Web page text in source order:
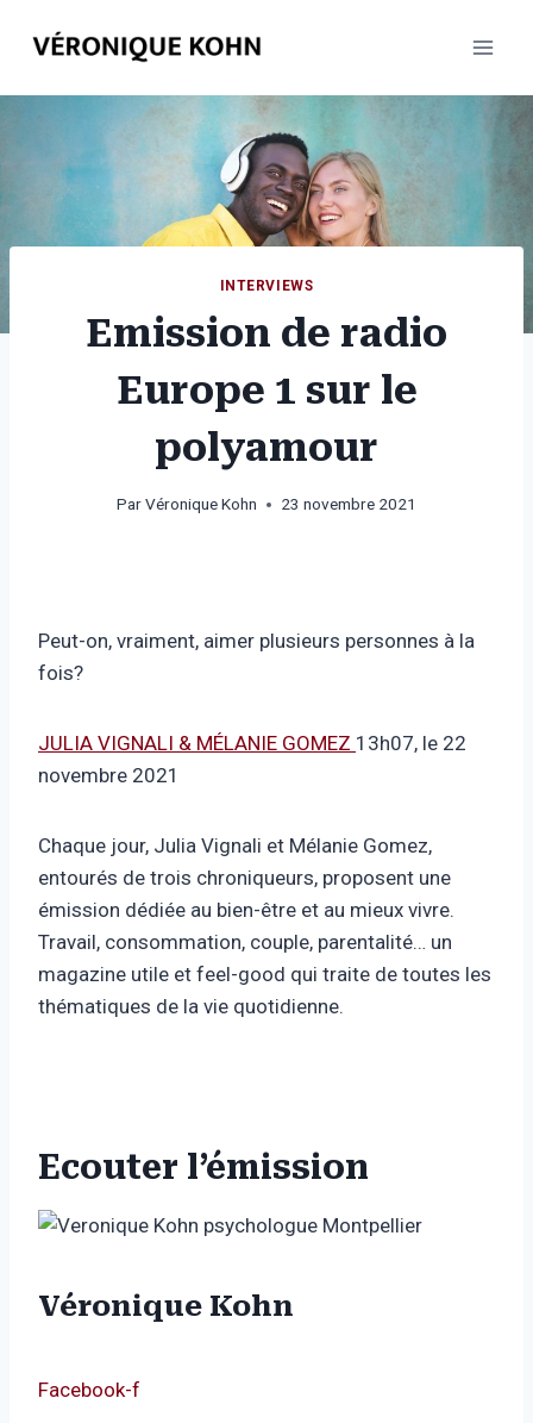
INTERVIEWS
Emission de radio
Europe 1 sur le
polyamour
ParVéronique Kohn 23 novembre 2021
Peut-on, vraiment, aimer plusieurs personnes à la
fois?
JULIA VIGNALI & MÉLANIE GOMEZ 13h07, le 22
novembre 2021
Chaque jour, Julia Vignali et Mélanie Gomez,
entourés de trois chroniqueurs, proposent une
émission dédiée au bien-être et au mieux vivre.
Travail, consommation, couple, parentalité… un
magazine utile et feel-good qui traite de toutes les
thématiques de la vie quotidienne.
Ecouter l’émission
Véronique Kohn
Facebook-f